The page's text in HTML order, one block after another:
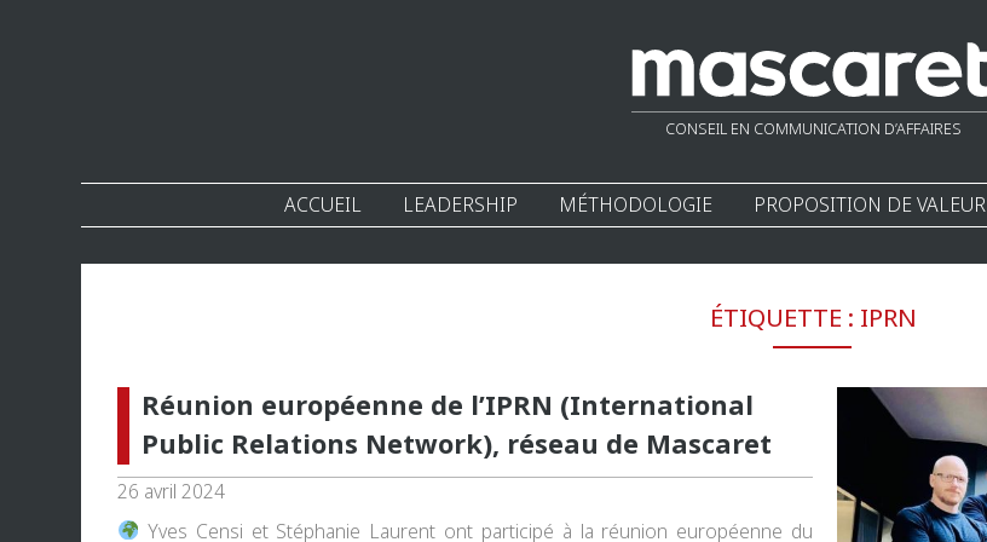
CONSEIL EN COMMUNICATION D’AFFAIRES
ACCUEIL LEADERSHIP MÉTHODOLOGIE PROPOSITION DE VALEUR
ÉTIQUETTE : IPRN
Réunion européenne de l’IPRN (International
Public Relations Network), réseau de Mascaret
26 avril 2024
Yves Censi et Stéphanie Laurent ont participé à la réunion européenne du